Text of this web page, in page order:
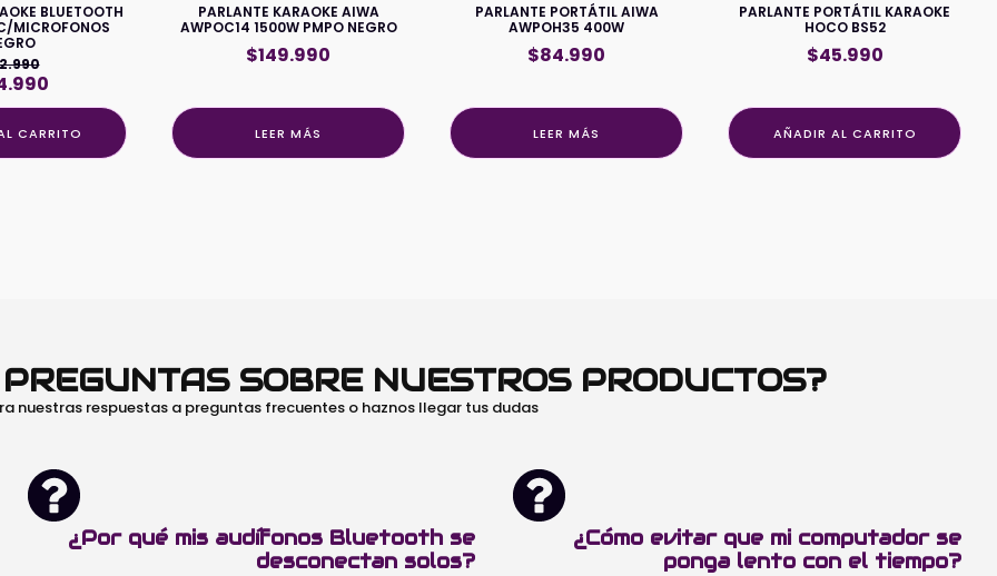
BLUETOOTH
MICROFONOS
precio
actual
es:
CARRITO
PARLANTE KARAOKE AIWA
AWPOC14 1500W PMPO NEGRO
$149.990
LEER MÁS
PARLANTE PORTÁTIL AIWA
AWPOH35 400W
$84.990
LEER MÁS
PARLANTE PORTÁTIL KARAOKE
HOCO BS52
$45.990
AÑADIR AL CARRITO
SOBRE NUESTROS PRODUCTOS?
nuestras respuestas a preguntas frecuentes o haznos llegar tus dudas
¿Por qué mis audífonos Bluetooth se
desconectan solos?
¿Cómo evitar que mi computador se
ponga lento con el tiempo?